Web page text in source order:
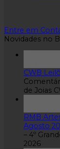
Entre em
Novidades no
CWB
de Joias
RMB
Agosto
– 4º
2026